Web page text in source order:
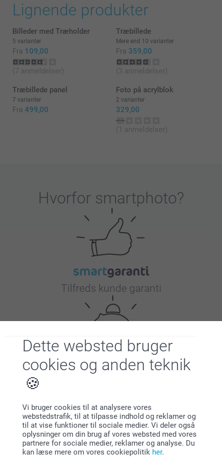
Dette websted bruger
cookies og anden teknik
Vi bruger cookies til at analysere vores
webstedstrafik, til at tilpasse indhold og reklamer og
til at vise funktioner til sociale medier. Vi deler også
oplysninger om din brug af vores websted med vores
partnere for sociale medier, reklamer og analyse. Du
kan læse mere om vores cookiepolitik her.
Lignende produkter
Billeder med Træholder
5 varianter
Fra 109,00
(7 anmeldelser)
Træbillede
Mere end 10 varianter
Fra 359,00
(3 anmeldelser)
Træbillede panel
7 varianter
Fra 499,00
Foto på acrylblok
2 varianter
329,00
(1 anmeldelser)
Hvorfor smartphoto?
Tilfreds kunde garanti
Bonus på alle dine køb